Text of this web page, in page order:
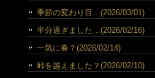
季節の変わり目…(2026/03/01)
半分過ぎました…(2026/02/16)
一気に春？(2026/02/14)
峠を越えました？(2026/02/10)